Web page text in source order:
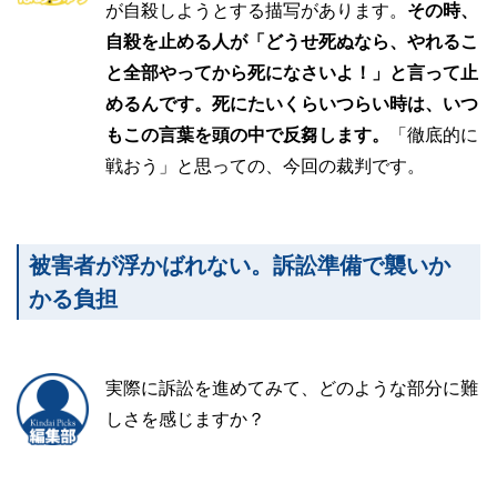
が自殺しようとする描写があります。 その時、
自殺を止める人が「どうせ死ぬなら、やれるこ
と全部やってから死になさいよ！」と言って止
めるんです。死にたいくらいつらい時は、いつ
もこの言葉を頭の中で反芻します。
「徹底的に
戦おう」と思っての、今回の裁判です。
被害者が浮かばれない。訴訟準備で襲いか
かる負担
実際に訴訟を進めてみて、どのような部分に難
しさを感じますか？